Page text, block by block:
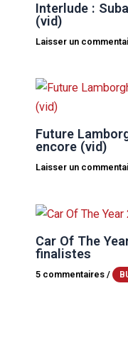
Interlude :
(vid)
Laisser un
Future
encore (vid)
Laisser un
Car Of The
finalistes
5 commentaires /